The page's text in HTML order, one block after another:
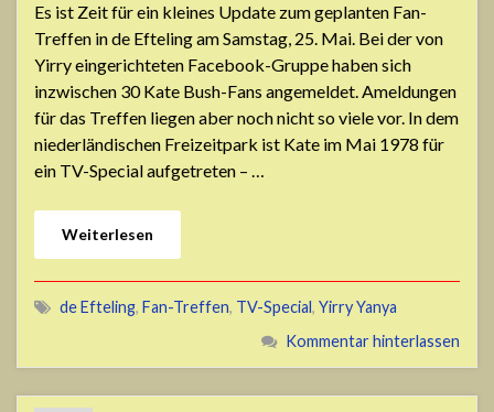
Es ist Zeit für ein kleines Update zum geplanten Fan-
Treffen in de Efteling am Samstag, 25. Mai. Bei der von
Yirry eingerichteten Facebook-Gruppe haben sich
inzwischen 30 Kate Bush-Fans angemeldet. Ameldungen
für das Treffen liegen aber noch nicht so viele vor. In dem
niederländischen Freizeitpark ist Kate im Mai 1978 für
ein TV-Special aufgetreten – …
Weiterlesen
de Efteling, Fan-Treffen, TV-Special, Yirry Yanya
Kommentar hinterlassen